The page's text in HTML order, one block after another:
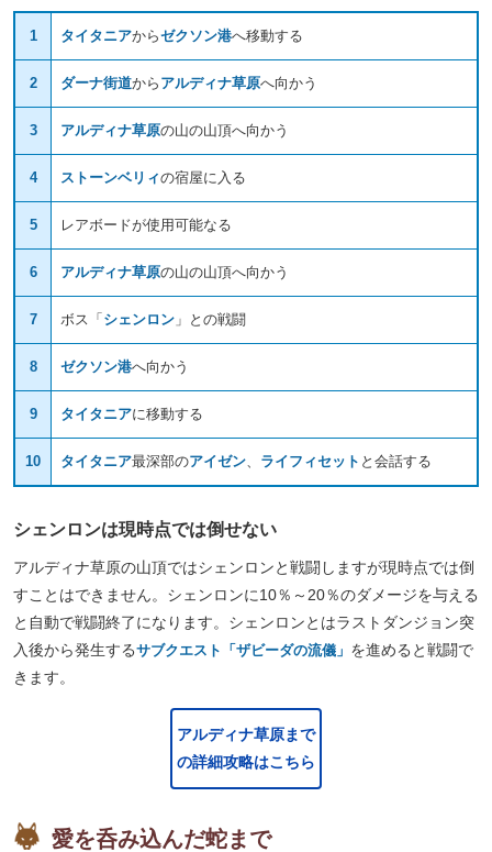
1 タイタニアからゼクソン港へ移動する
2 ダーナ街道から アルディナ草原へ向かう
3 アルディナ草原の山の山頂へ向かう
4 ストーンベリィの宿屋に入る
5 レアボードが使用可能なる
6 アルディナ草原の山の山頂へ向かう
7 ボス「シェンロン 」との戦闘
8 ゼクソン港へ向かう
9 タイタニアに移動する
10 タイタニア最深部のアイゼン ライフィセット と会話する
シェンロンは現時点では倒せない
アルディナ草原の山頂ではシェンロンと戦闘しますが現時点では倒
すことはできません。シェンロンに10％～20％のダメージを与える
と自動で戦闘終了になります。シェンロンとはラストダンジョン突
入後から発生するサブクエスト「ザビーダの流儀」 を進めると戦闘で
きます。
アルディナ草原まで
の詳細攻略はこちら
愛を呑み込んだ蛇まで